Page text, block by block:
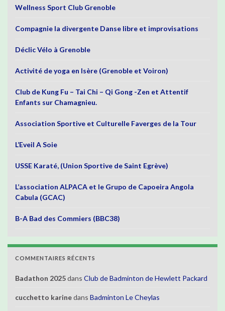
Wellness Sport Club Grenoble
Compagnie la divergente Danse libre et improvisations
Déclic Vélo à Grenoble
Activité de yoga en Isère (Grenoble et Voiron)
Club de Kung Fu – Tai Chi – Qi Gong -Zen et Attentif
Enfants sur Chamagnieu.
Association Sportive et Culturelle Faverges de la Tour
L’Eveil A Soie
USSE Karaté, (Union Sportive de Saint Egrève)
L’association ALPACA et le Grupo de Capoeira Angola
Cabula (GCAC)
B-A Bad des Commiers (BBC38)
COMMENTAIRES RÉCENTS
Badathon 2025dans Club de Badminton de Hewlett Packard
cucchetto karinedans Badminton Le Cheylas